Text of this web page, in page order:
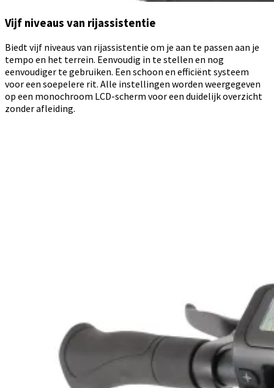
Vijf niveaus van rijassistentie
Biedt vijf niveaus van rijassistentie om je aan te passen aan je
tempo en het terrein. Eenvoudig in te stellen en nog
eenvoudiger te gebruiken. Een schoon en efficiënt systeem
voor een soepelere rit. Alle instellingen worden weergegeven
op een monochroom LCD-scherm voor een duidelijk overzicht
zonder afleiding.